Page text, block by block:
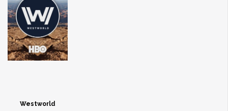
Westworld